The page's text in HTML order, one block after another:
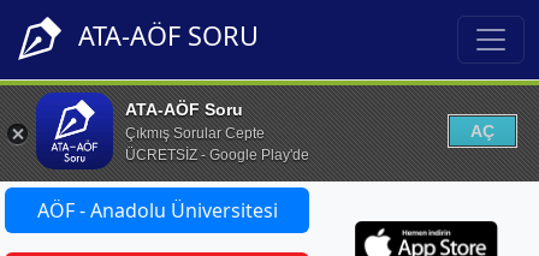
ATA-AÖF SORU
ATA-AÖF Soru
Çıkmış Sorular Cepte
ÜCRETSİZ - Google Play'de
AÇ
AÖF - Anadolu Üniversitesi